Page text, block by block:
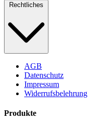
Rechtliches
AGB
Datenschutz
Impressum
Widerrufsbelehrung
Produkte